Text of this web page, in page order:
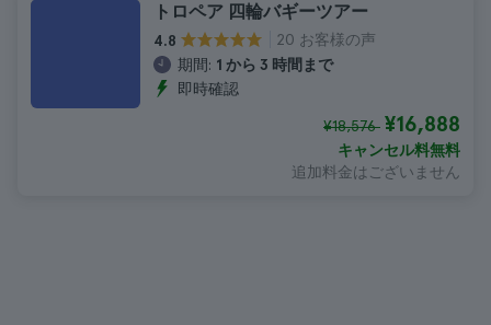
トロペア 四輪バギーツアー
4.8
20 お客様の声
期間: 1 から 3 時間まで
即時確認
¥18,576 ¥16,888
キャンセル料無料
追加料金はございません